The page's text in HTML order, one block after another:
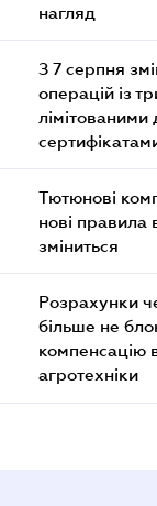
нагляд
З 7 серпня
операцій із
Тютюнові
нові правила
зміниться
Розрахунки
більше не
компенсацію
агротехніки